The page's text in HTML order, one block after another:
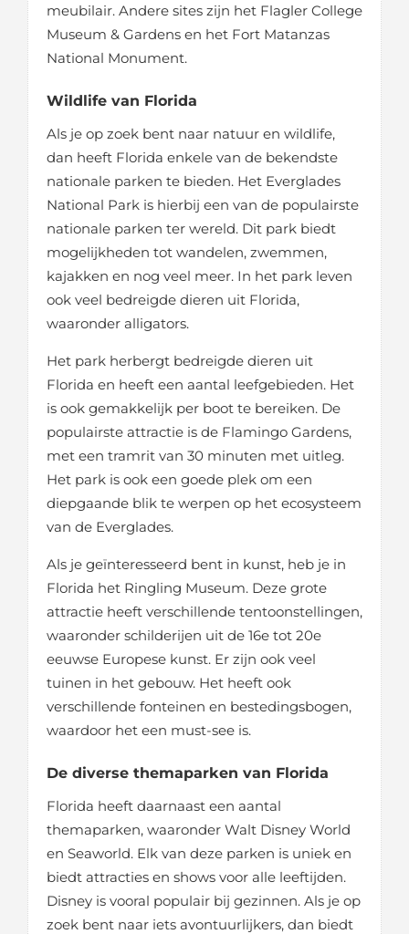
meubilair. Andere sites zijn het Flagler College
Museum & Gardens en het Fort Matanzas
National Monument.
Wildlife van Florida
Als je op zoek bent naar natuur en wildlife,
dan heeft Florida enkele van de bekendste
nationale parken te bieden. Het Everglades
National Park is hierbij een van de populairste
nationale parken ter wereld. Dit park biedt
mogelijkheden tot wandelen, zwemmen,
kajakken en nog veel meer. In het park leven
ook veel bedreigde dieren uit Florida,
waaronder alligators.
Het park herbergt bedreigde dieren uit
Florida en heeft een aantal leefgebieden. Het
is ook gemakkelijk per boot te bereiken. De
populairste attractie is de Flamingo Gardens,
met een tramrit van 30 minuten met uitleg.
Het park is ook een goede plek om een
diepgaande blik te werpen op het ecosysteem
van de Everglades.
Als je geïnteresseerd bent in kunst, heb je in
Florida het Ringling Museum. Deze grote
attractie heeft verschillende tentoonstellingen,
waaronder schilderijen uit de 16e tot 20e
eeuwse Europese kunst. Er zijn ook veel
tuinen in het gebouw. Het heeft ook
verschillende fonteinen en bestedingsbogen,
waardoor het een must-see is.
De diverse themaparken van Florida
Florida heeft daarnaast een aantal
themaparken, waaronder Walt Disney World
en Seaworld. Elk van deze parken is uniek en
biedt attracties en shows voor alle leeftijden.
Disney is vooral populair bij gezinnen. Als je op
zoek bent naar iets avontuurlijkers, dan biedt